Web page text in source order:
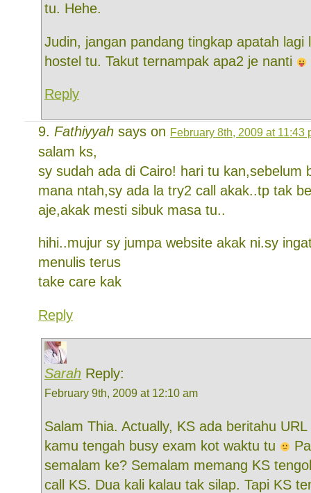
tu. Hehe.
Judin, jangan pandang tingkap apatah lagi
hostel tu. Takut ternampak apa2 je nanti
Reply
Fathiyyah says on February 8th, 2009 at 11:43
salam ks,
sy sudah ada di Cairo! hari tu kan,sebelum
mana ntah,sy ada la try2 call akak..tp tak
aje,akak mesti sibuk masa tu..
hihi..mujur sy jumpa website akak ni.sy
menulis terus
take care kak
Reply
Sarah Reply:
February 9th, 2009 at 12:10 am
Salam Thia. Actually, KS ada beritahu
kamu tengah busy exam kot waktu tu
semalam ke? Semalam memang KS
call KS. Dua kali kalau tak silap. Tapi KS